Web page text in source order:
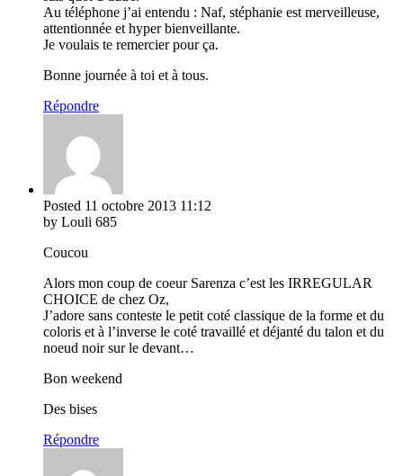
Au téléphone j’ai entendu : Naf, stéphanie est merveilleuse,
attentionnée et hyper bienveillante.
Je voulais te remercier pour ça.
Bonne journée à toi et à tous.
Répondre
Posted 11 octobre 2013 11:12
by Louli 685
Coucou
Alors mon coup de coeur Sarenza c’est les IRREGULAR
CHOICE de chez Oz,
J’adore sans conteste le petit coté classique de la forme et du
coloris et à l’inverse le coté travaillé et déjanté du talon et du
noeud noir sur le devant…
Bon weekend
Des bises
Répondre